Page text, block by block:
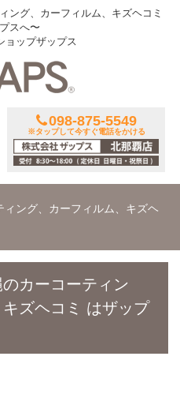
グ、カーフィルム、キズヘコミ
スへ〜
ョップザップス
098-875-5549
※タップして今すぐ電話をかける
ング、カーフィルム、キズヘ
カーコーティン
ズヘコミ はザップ